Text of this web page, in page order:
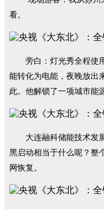
看。
旁白：灯光秀全程使用
能转化为电能，夜晚放出
此。他解锁了一项城市能
大连融科储能技术发
黑启动相当于什么呢？整
网恢复。